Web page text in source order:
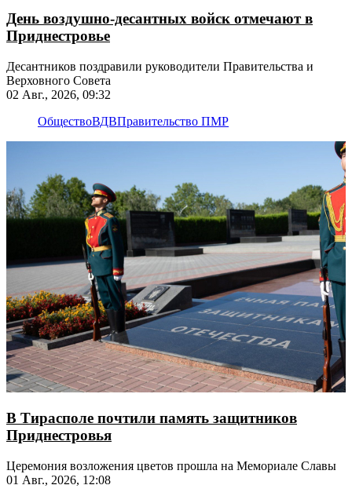
День воздушно-десантных войск отмечают в
Приднестровье
Десантников поздравили руководители Правительства и
Верховного Совета
02 Авг., 2026, 09:32
ОбществоВДВПравительство ПМР
В Тирасполе почтили память защитников
Приднестровья
Церемония возложения цветов прошла на Мемориале Славы
01 Авг., 2026, 12:08